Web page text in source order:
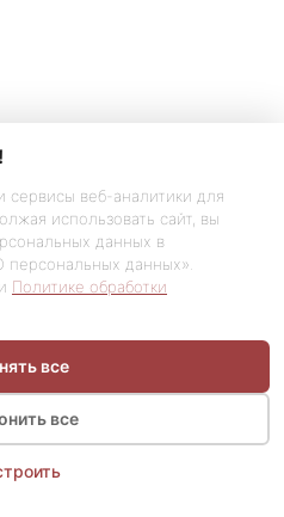
веб-аналитики для
использовать сайт, вы
данных в
данных».
и Политике обработки
все
все